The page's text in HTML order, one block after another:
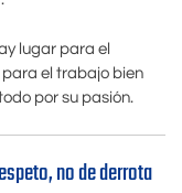
lugar para el
el trabajo bien
por su pasión.
no de derrota